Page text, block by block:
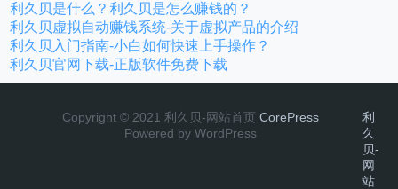
利久贝是什么？利久贝是怎么赚钱的？
利久贝虚拟自动赚钱系统-关于虚拟产品的介绍
利久贝入门指南-小白如何快速上手操作？
利久贝官网下载-正版软件免费下载
Copyright © 2021 利久贝-网站首页 CorePress
Powered by WordPress
利
久
贝-
网
站